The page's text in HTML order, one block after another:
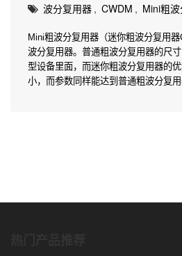
波分复用器 , CWDM , Mini粗
Mini粗波分复用器（迷你粗波分复用
波分复用器。普通粗波分复用器的尺
型设备里面，而迷你粗波分复用器的
小，而参数同样能达到普通粗波分复用